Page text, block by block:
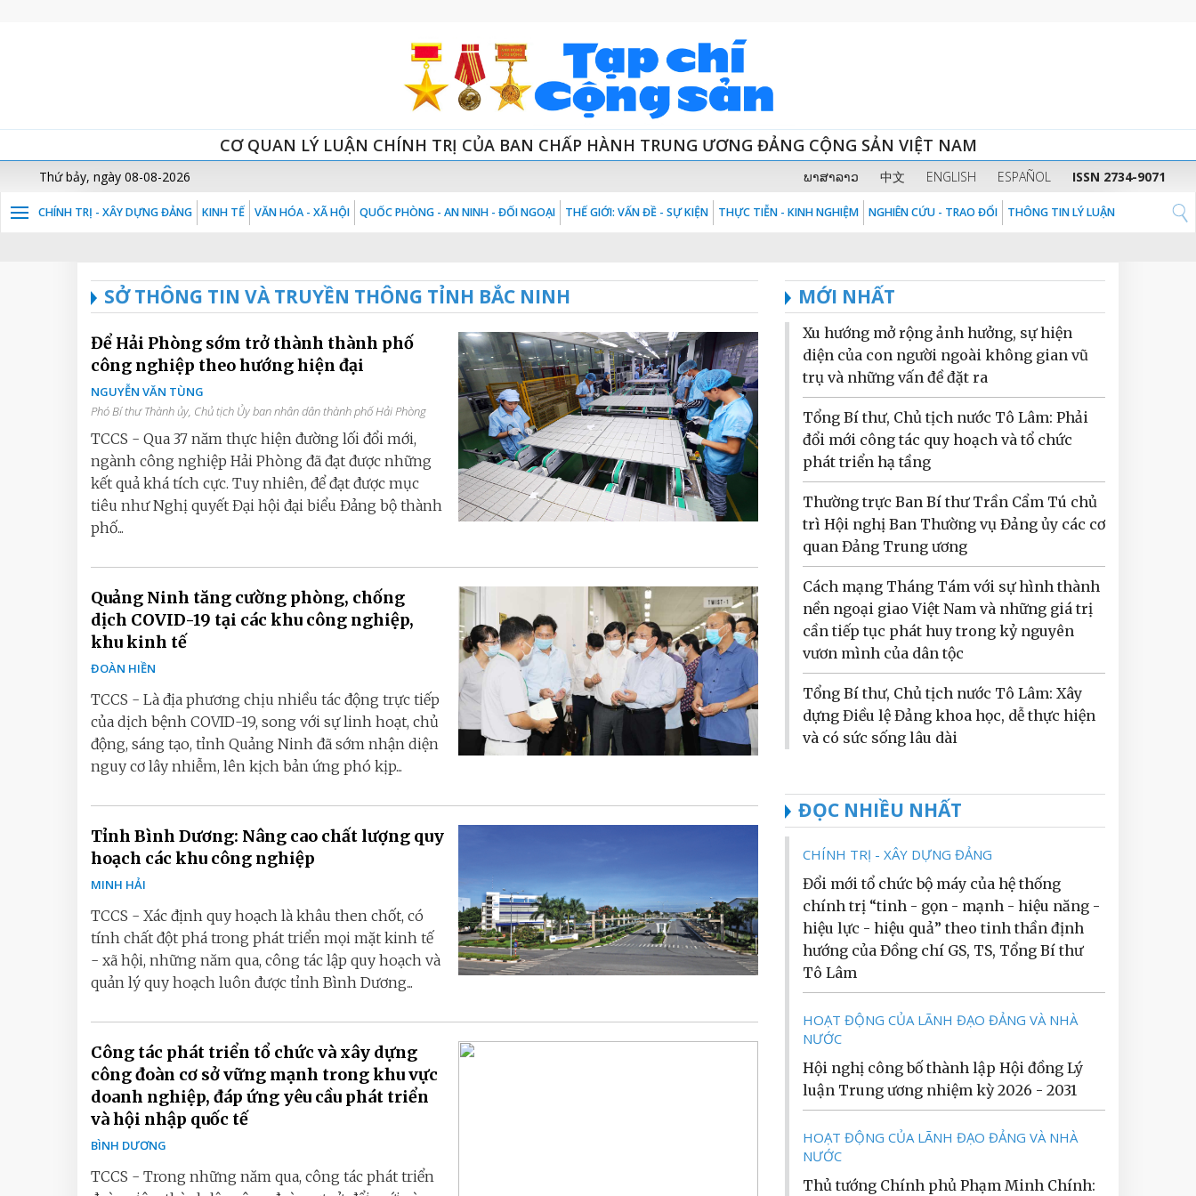
CƠ QUAN LÝ LUẬN CHÍNH TRỊ CỦA BAN CHẤP HÀNH TRUNG ƯƠNG ĐẢNG CỘNG SẢN VIỆT NAM
Thứ bảy, ngày 08-08-2026 ພາສາລາວ 中文 ENGLISH ESPAÑOL ISSN 2734-9071
CHÍNH TRỊ - XÂY DỰNG ĐẢNG KINH TẾ VĂN HÓA - XÃ HỘI QUỐC PHÒNG - AN NINH - ĐỐI NGOẠI THẾ GIỚI: VẤN ĐỀ - SỰ KIỆN THỰC TIỄN - KINH NGHIỆM NGHIÊN CỨU - TRAO ĐỔI THÔNG TIN LÝ LUẬN
SỞ THÔNG TIN VÀ TRUYỀN THÔNG TỈNH BẮC NINH
Để Hải Phòng sớm trở thành thành phố
công nghiệp theo hướng hiện đại
NGUYỄN VĂN TÙNG
Phó Bí thư Thành ủy, Chủ tịch Ủy ban nhân dân thành phố Hải Phòng
TCCS - Qua 37 năm thực hiện đường lối đổi mới,
ngành công nghiệp Hải Phòng đã đạt được những
kết quả khá tích cực. Tuy nhiên, để đạt được mục
tiêu như Nghị quyết Đại hội đại biểu Đảng bộ thành
phố...
Quảng Ninh tăng cường phòng, chống
dịch COVID-19 tại các khu công nghiệp,
khu kinh tế
ĐOÀN HIỀN
TCCS - Là địa phương chịu nhiều tác động trực tiếp
của dịch bệnh COVID-19, song với sự linh hoạt, chủ
động, sáng tạo, tỉnh Quảng Ninh đã sớm nhận diện
nguy cơ lây nhiễm, lên kịch bản ứng phó kịp...
Tỉnh Bình Dương: Nâng cao chất lượng quy
hoạch các khu công nghiệp
MINH HẢI
TCCS - Xác định quy hoạch là khâu then chốt, có
tính chất đột phá trong phát triển mọi mặt kinh tế
- xã hội, những năm qua, công tác lập quy hoạch và
quản lý quy hoạch luôn được tỉnh Bình Dương...
Công tác phát triển tổ chức và xây dựng
công đoàn cơ sở vững mạnh trong khu vực
doanh nghiệp, đáp ứng yêu cầu phát triển
và hội nhập quốc tế
BÌNH DƯƠNG
TCCS - Trong những năm qua, công tác phát triển
MỚI NHẤT
Xu hướng mở rộng ảnh hưởng, sự hiện
diện của con người ngoài không gian vũ
trụ và những vấn đề đặt ra
Tổng Bí thư, Chủ tịch nước Tô Lâm: Phải
đổi mới công tác quy hoạch và tổ chức
phát triển hạ tầng
Thường trực Ban Bí thư Trần Cẩm Tú chủ
trì Hội nghị Ban Thường vụ Đảng ủy các cơ
quan Đảng Trung ương
Cách mạng Tháng Tám với sự hình thành
nền ngoại giao Việt Nam và những giá trị
cần tiếp tục phát huy trong kỷ nguyên
vươn mình của dân tộc
Tổng Bí thư, Chủ tịch nước Tô Lâm: Xây
dựng Điều lệ Đảng khoa học, dễ thực hiện
và có sức sống lâu dài
ĐỌC NHIỀU NHẤT
CHÍNH TRỊ - XÂY DỰNG ĐẢNG
Đổi mới tổ chức bộ máy của hệ thống
chính trị “tinh - gọn - mạnh - hiệu năng -
hiệu lực - hiệu quả” theo tinh thần định
hướng của Đồng chí GS, TS, Tổng Bí thư
Tô Lâm
HOẠT ĐỘNG CỦA LÃNH ĐẠO ĐẢNG VÀ NHÀ
NƯỚC
Hội nghị công bố thành lập Hội đồng Lý
luận Trung ương nhiệm kỳ 2026 - 2031
HOẠT ĐỘNG CỦA LÃNH ĐẠO ĐẢNG VÀ NHÀ
NƯỚC
Thủ tướng Chính phủ Phạm Minh Chính: